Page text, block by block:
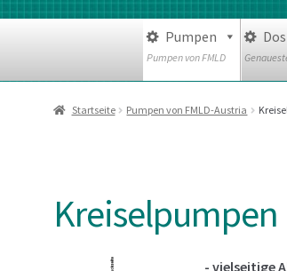
Pumpen
Pumpen von FMLD
Startseite Pumpen von FMLD-Austria
Kreiselpumpen
- vielseitige